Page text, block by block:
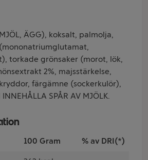
ÄGG), koksalt, palmolja,
torkade grönsaker (morot, lök,
2%, majsstärkelse,
färgämne (sockerkulör),
SPÅR AV MJÖLK.
100 Gram % av DRI(*)